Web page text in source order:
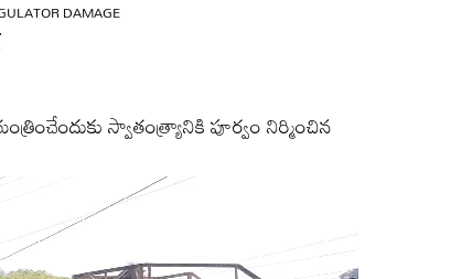
DAMAGE
స్వాతంత్ర్యానికి పూర్వం నిర్మించిన